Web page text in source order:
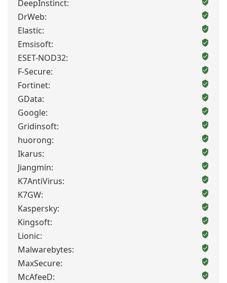
DeepInstinct:
DrWeb:
Elastic:
Emsisoft:
ESET-NOD32:
F-Secure:
Fortinet:
GData:
Google:
Gridinsoft:
huorong:
Ikarus:
Jiangmin:
K7AntiVirus:
K7GW:
Kaspersky:
Kingsoft:
Lionic:
Malwarebytes:
MaxSecure:
McAfeeD: